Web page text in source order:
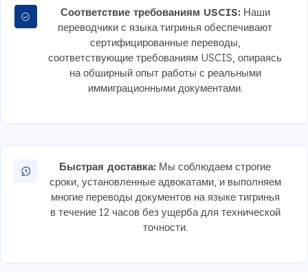
Соответствие требованиям USCIS: Наши
переводчики с языка тигринья обеспечивают
сертифицированные переводы,
соответствующие требованиям USCIS, опираясь
на обширный опыт работы с реальными
иммиграционными документами.
Быстрая доставка: Мы соблюдаем строгие
сроки, установленные адвокатами, и выполняем
многие переводы документов на языке тигринья
в течение 12 часов без ущерба для технической
точности.